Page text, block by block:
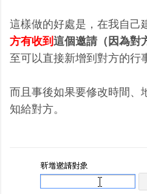
這樣做的好處是，在我自己
方有收到這個邀請（因為對
至可以直接新增到對方的行
而且事後如果要修改時間、
知給對方。